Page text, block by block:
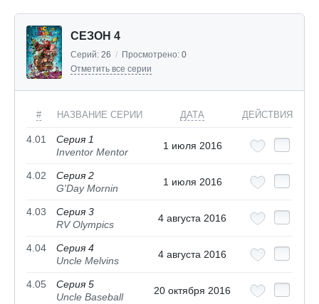
СЕЗОН 4
Серий: 26 / Просмотрено: 0
Отметить все серии
# НАЗВАНИЕ СЕРИИ ДАТА ДЕЙСТВИЯ
4.01
Серия 1
Inventor Mentor
1 июля 2016
4.02
Серия 2
G'Day Mornin
1 июля 2016
4.03
Серия 3
RV Olympics
4 августа 2016
4.04
Серия 4
Uncle Melvins
4 августа 2016
4.05
Серия 5
Uncle Baseball
20 октября 2016